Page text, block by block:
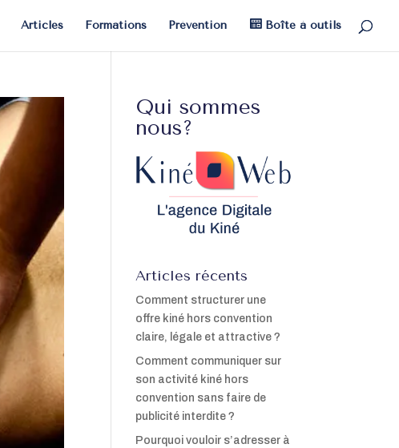
Articles Formations Prévention Boîte à outils
Qui sommes
nous?
Articles récents
Comment structurer une
offre kiné hors convention
claire, légale et attractive ?
Comment communiquer sur
son activité kiné hors
convention sans faire de
publicité interdite ?
Pourquoi vouloir s’adresser à